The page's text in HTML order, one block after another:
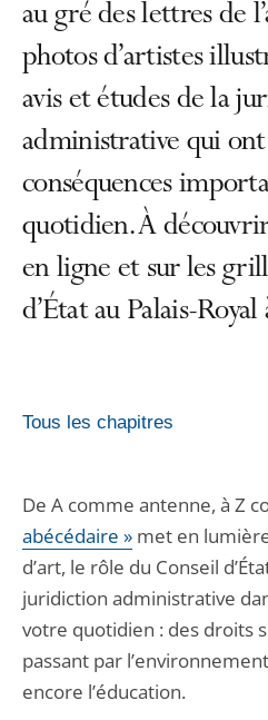
au gré des lettres de
photos d’artistes
avis et études de la
administrative qui ont
conséquences
quotidien. À
en ligne et sur les
d’État au Palais-Royal
Tous les chapitres
De A comme antenne, à Z
abécédaire » met en
d’art, le rôle du Conseil
juridiction administrative
votre quotidien : des droits
passant par
encore l’éducation.